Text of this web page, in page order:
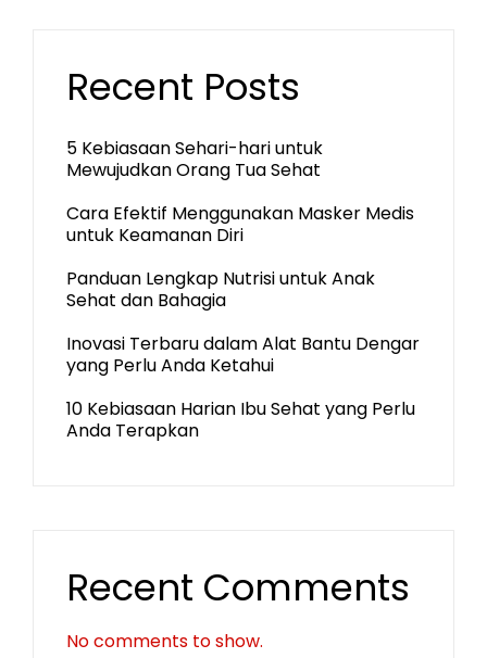
Recent Posts
5 Kebiasaan Sehari-hari untuk
Mewujudkan Orang Tua Sehat
Cara Efektif Menggunakan Masker Medis
untuk Keamanan Diri
Panduan Lengkap Nutrisi untuk Anak
Sehat dan Bahagia
Inovasi Terbaru dalam Alat Bantu Dengar
yang Perlu Anda Ketahui
10 Kebiasaan Harian Ibu Sehat yang Perlu
Anda Terapkan
Recent Comments
No comments to show.